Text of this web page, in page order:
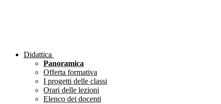
Didattica
Panoramica
Offerta formativa
I progetti delle classi
Orari delle lezioni
Elenco dei docenti